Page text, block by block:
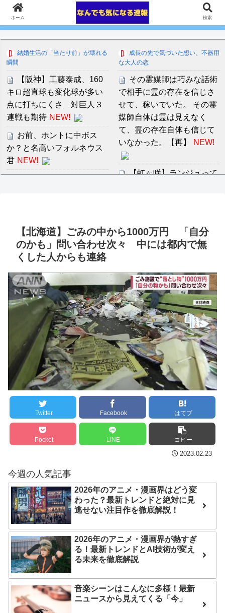
結婚生活の「当たり前」が壊れる
瞬間
【阪神】工藤泰成、160
キロ超直球も変化球が多い
点に打ちにくさ 対巨人３
連戦も期待 NEW!
お前、ホントに中ボス
か？と名高いフォルネウス
君 NEW!
を優先 NEW!
【漫画】割と好きな設定
【アニメ】 NEW!
リッツパーティーしまし
ょう NEW!
クレバテスⅡ-魔獣の王と
偽りの勇者伝承- 第4話 感
想：敵を探すよりトアの書
を餌に誘き出す作戦！
【画像】発達障害の子ど
もはこの絵の意味がすぐに
分からないらしい
日本が北朝鮮に辛勝し二
次予選3連勝も、海外ファン
は采配に辛辣「おそろしい
内容の後半」「今日の森保
七ツ森りり ご令嬢と召使
いの禁断の恋…1日だけ許さ
れた夫婦としての時間をひ
たすら愛し合う。
Powered by livedoor 相
互RSS
成長の先で気づいた想い、不器用
な大人の恋
その霊媒師は巧みな話術
で相手に霊の存在を信じさ
せて、稼いでいた。 その霊
媒師自体は霊は見えなく
て、霊の存在自体も信じて
いなかった。【再】
NEW!
【虹ヶ咲】ランジュって
ったと思い込んでたけど、
昔のビデオを見たら不満ば
ったかに気付いた。
セ・リーグ出塁回数ラン
キング 直近3週間｜2026年
8/3まで
【地獄のような聴聞会】
Ｗ杯１次Ｌ敗退の韓国 議員
が「なぜ負けたのか？」ソ
ン・フンミン先発落ちは
「監督の報復」
すまん熊本やがコンビニ
に食品も水もない
ディズニーが「大課金時
代」に突入！アトラクショ
海外「日本よ、お前がナ
ンバーワンだ」 熊本地震直
に世界が衝撃
【第7話予告】水10ドラ
マ『ラムネモンキー』 トレ
ンディなクリスマスイヴ
2/25(水)
36歳の彼女と結婚したい
【北海道】ごみの中から1000万円 「自分
のかも」問い合わせ次々 中には都内で無
くした人からも連絡
Twitter Facebook はてブ
Pocket LINE コピー
2023.02.23
今週の人気記事
2026年のアニメ・漫画界はどう変
わった？最新トレンドと絶対に見
逃せない注目作を徹底解説！
2026年のアニメ・漫画界が熱すぎ
る！最新トレンドとAI技術が変え
る未来を徹底解説
音楽シーンはこんなに多様！最新
ニュースから見えてくる「今」
ホーム 検索